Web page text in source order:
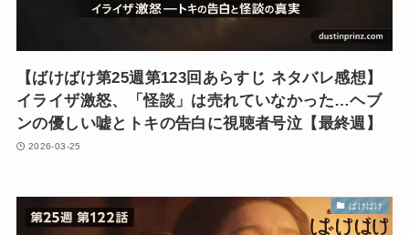
【ばけばけ第25週第123回あらすじ ネタバレ感想】
イライザ激怒、「怪談」は売れていなかった…ヘブ
ンの優しい嘘とトキの告白に視聴者号泣【最終週】
2026-03-25
ばけばけ